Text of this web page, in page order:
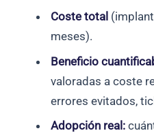
Coste total
meses).
Beneficio
valoradas a coste
errores evitados,
Adopción real: